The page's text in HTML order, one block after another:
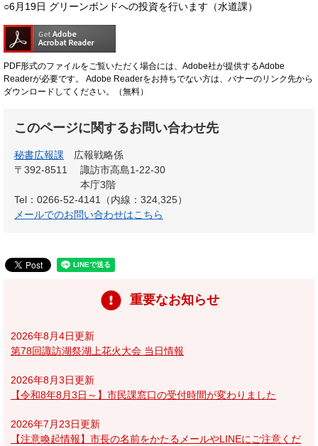
○6月19日 グリーンボンドへの投資を行います（水道課）
PDF形式のファイルをご覧いただく場合には、Adobe社が提供するAdobe
Readerが必要です。
Adobe Readerをお持ちでない方は、バナーのリンク先から
ダウンロードしてください。（無料）
このページに関するお問い合わせ先
秘書広報課
広報戦略係
〒392-8511
諏訪市高島1-22-30
本庁3階
Tel：0266-52-4141（内線：324,325）
メールでのお問い合わせはこちら
重要なお知らせ
2026年8月4日更新
第78回諏訪湖祭湖上花火大会 当日情報
2026年8月3日更新
【令和8年8月3日～】市民課窓口の受付時間が変わりました
2026年7月23日更新
【注意喚起情報】市長の名前をかたるメールやLINEにご注意くだ